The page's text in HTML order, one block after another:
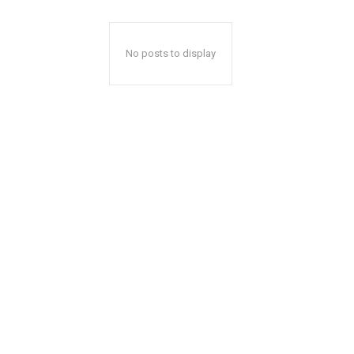
No posts to display